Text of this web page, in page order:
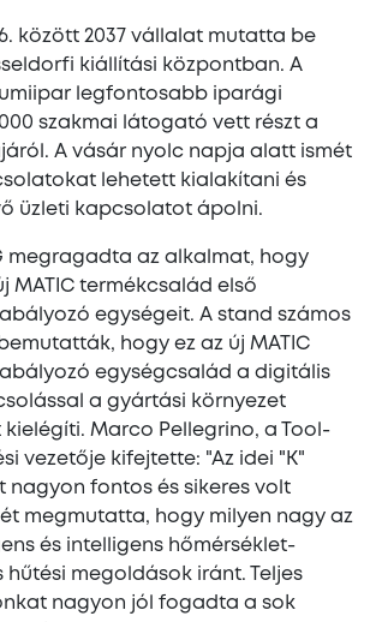
között 2037 vállalat mutatta be
kiállítási központban. A
legfontosabb iparági
000 szakmai látogató vett részt a
A vásár nyolc napja alatt ismét
lehetett kialakítani és
üzleti kapcsolatot ápolni.
megragadta az alkalmat, hogy
MATIC termékcsalád első
egységeit. A stand számos
hogy ez az új MATIC
egységcsalád a digitális
a gyártási környezet
Marco Pellegrino, a Tool-
vezetője kifejtette: "Az idei "K"
nagyon fontos és sikeres volt
megmutatta, hogy milyen nagy az
és intelligens hőmérséklet-
hűtési megoldások iránt. Teljes
nagyon jól fogadta a sok